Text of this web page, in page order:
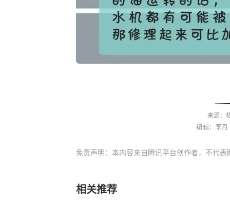
来源：
编辑：李丹
免责声明：本内容来自腾讯平台创作者，不代
相关推荐